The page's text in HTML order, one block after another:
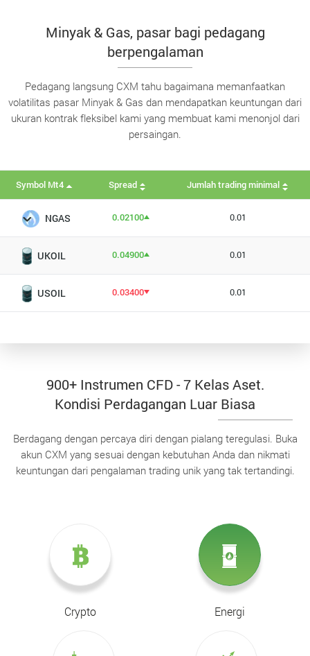
Minyak & Gas, pasar bagi pedagang
berpengalaman
Pedagang langsung CXM tahu bagaimana memanfaatkan
volatilitas pasar Minyak & Gas dan mendapatkan keuntungan dari
ukuran kontrak fleksibel kami yang membuat kami menonjol dari
persaingan.
Symbol Mt4 Spread Jumlah trading minimal
NGAS 0.02100 0.01
UKOIL 0.04900 0.01
USOIL 0.03400 0.01
900+ Instrumen CFD - 7 Kelas Aset.
Kondisi Perdagangan Luar Biasa
Berdagang dengan percaya diri dengan pialang teregulasi. Buka
akun CXM yang sesuai dengan kebutuhan Anda dan nikmati
keuntungan dari pengalaman trading unik yang tak tertandingi.
Crypto Energi